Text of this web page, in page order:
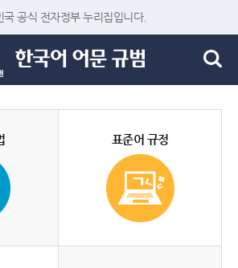
공식 전자정부 누리집입니다.
표준어 규정